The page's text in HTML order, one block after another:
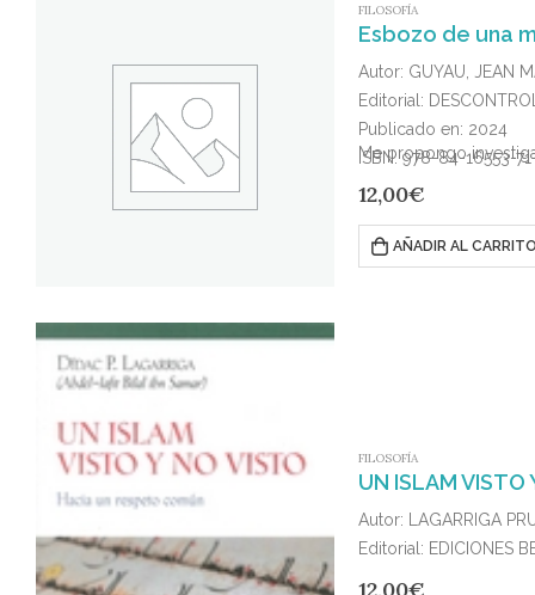
FILOSOFÍA
Esbozo de una
Autor: GUYAU, JEAN
Editorial: DESCONTROL
Publicado en: 2024
ISBN: 978-84-16553-
Me propongo
12,00€
AÑADIR AL CARRITO
FILOSOFÍA
UN ISLAM
Autor: LAGARRIGA
Editorial: EDICIONES
12,00€